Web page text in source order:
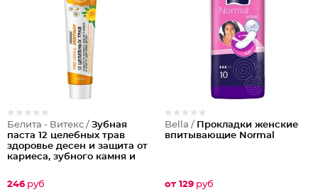
Белита - Витекс / Зубная
паста 12 целебных трав
здоровье десен и защита от
кариеса, зубного камня и
246 руб
Bella / Прокладки женские
впитывающие Normal
от 129 руб